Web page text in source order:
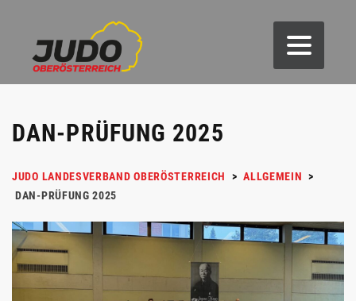
DAN-PRÜFUNG 2025
JUDO LANDESVERBAND OBERÖSTERREICH > ALLGEMEIN >
DAN-PRÜFUNG 2025